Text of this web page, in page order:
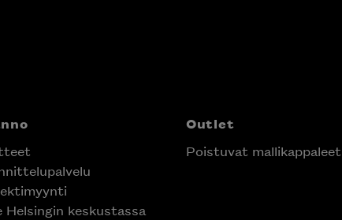
Helsingin keskustassa
Outlet
Poistuvat mallikappaleet